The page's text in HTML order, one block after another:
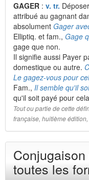
GAGER : v. tr.
attribué au gagnant
absolument Gager
Elliptiq. et fam., Gage
gage que non.
Il signifie aussi Payer
domestique ou autre.
Le gagez-vous pour
Fam., Il semble qu'il
qu'il soit payé pour
Tout ou partie de cette
française, huitième
toutes les